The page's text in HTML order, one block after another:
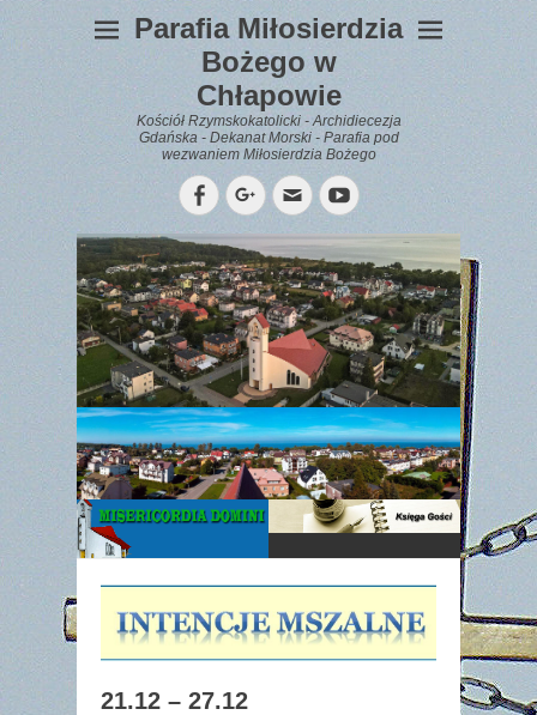
Parafia Miłosierdzia
Bożego w
Chłapowie
Kościół Rzymskokatolicki - Archidiecezja
Gdańska - Dekanat Morski - Parafia pod
wezwaniem Miłosierdzia Bożego
FacebookGoogleplus
EmailYouTube
WYPOCZYNEK
Gazetka
Parafialna
21.12 – 27.12